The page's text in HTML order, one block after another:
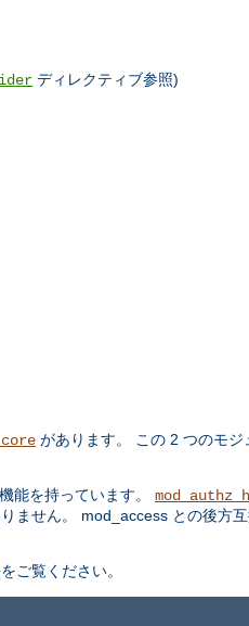
ディレクティブ参照)
があります。 この 2 つのモ
能を持っています。
ません。 mod_access との後方
ご覧ください。